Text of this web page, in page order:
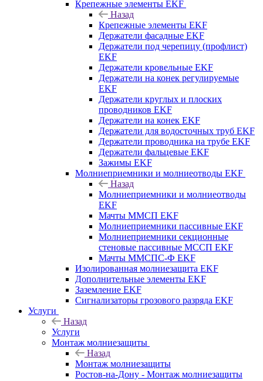
Крепежные элементы EKF
Назад
Крепежные элементы EKF
Держатели фасадные EKF
Держатели под черепицу (профлист)
EKF
Держатели кровельные EKF
Держатели на конек регулируемые
EKF
Держатели круглых и плоских
проводников EKF
Держатели на конек EKF
Держатели для водосточных труб EKF
Держатели проводника на трубе EKF
Держатели фальцевые EKF
Зажимы EKF
Молниеприемники и молниеотводы EKF
Назад
Молниеприемники и молниеотводы
EKF
Мачты ММСП EKF
Молниеприемники пассивные EKF
Молниеприемники секционные
стеновые пассивные МССП EKF
Мачты ММСПС-Ф EKF
Изолированная молниезащита EKF
Дополнительные элементы EKF
Заземление EKF
Сигнализаторы грозового разряда EKF
Услуги
Назад
Услуги
Монтаж молниезащиты
Назад
Монтаж молниезащиты
Ростов-на-Дону - Монтаж молниезащиты